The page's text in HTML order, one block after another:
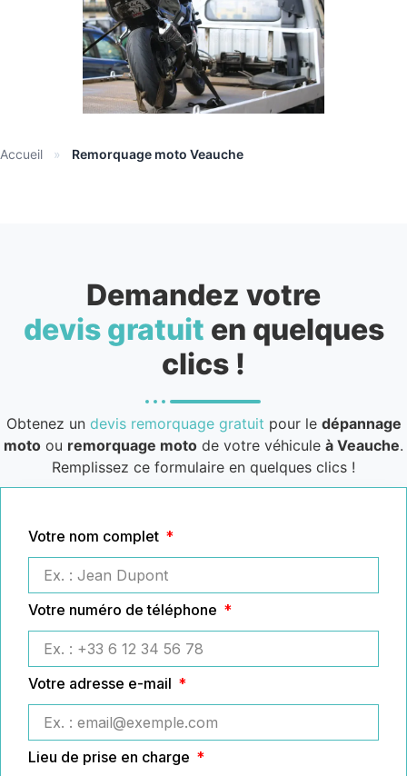
Accueil » Remorquage moto Veauche
Demandez votre
devis gratuit en quelques
clics !
Obtenez un devis remorquage gratuit pour le dépannage
moto ou remorquage moto de votre véhicule à Veauche.
Remplissez ce formulaire en quelques clics !
Votre nom complet
Votre numéro de téléphone
Votre adresse e-mail
Lieu de prise en charge